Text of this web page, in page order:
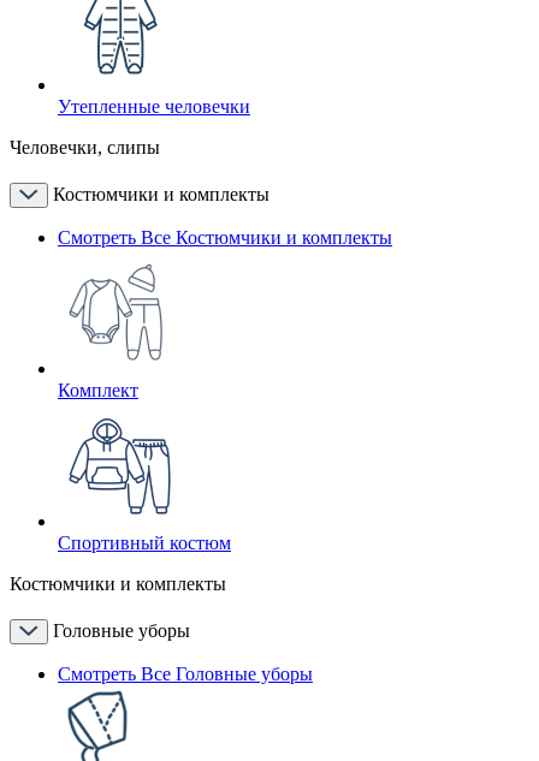
Утепленные человечки
Человечки, слипы
Костюмчики и комплекты
Смотреть Все Костюмчики и комплекты
Комплект
Спортивный костюм
Костюмчики и комплекты
Головные уборы
Смотреть Все Головные уборы